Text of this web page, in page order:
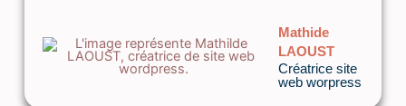
Mathide
LAOUST
Créatrice site
web worpress